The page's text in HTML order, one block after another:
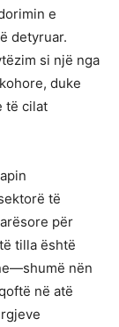
e
detyruar.
si një nga
duke
të cilat
të
për
tilla është
nën
në atë